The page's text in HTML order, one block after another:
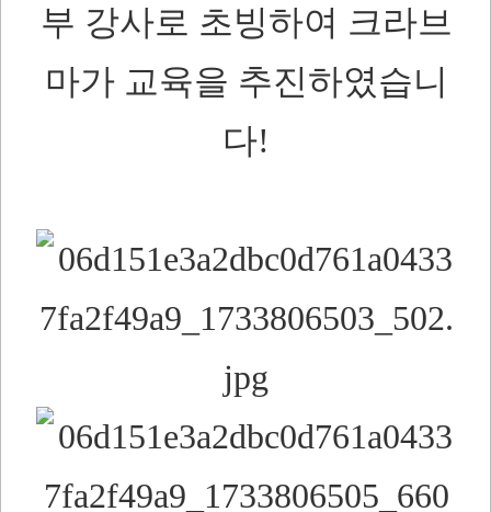
부 강사로 초빙하여 크라브
마가 교육을 추진하였습니
다!